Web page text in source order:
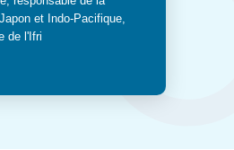
et Indo-Pacifique,
de l'Ifri
ministre Ishiba. Vers